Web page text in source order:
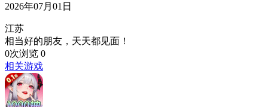
2026年07月01日
江苏
相当好的朋友，天天都见面！
0次浏览 0
相关游戏